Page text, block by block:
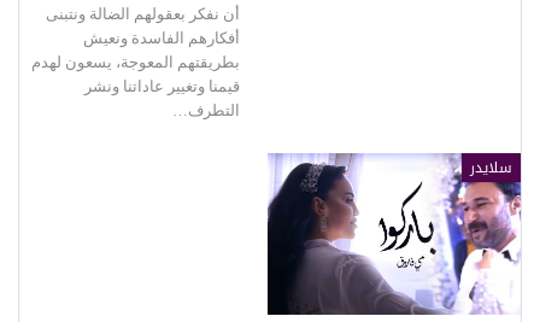
أن نفكر بعقولهم الضالة ونتبنى
أفكارهم الفاسدة ونعيش
بطريقتهم المعوجة، يسعون لهدم
قيمنا وتغيير عاداتنا ونشر
التطرف…
سلايدر